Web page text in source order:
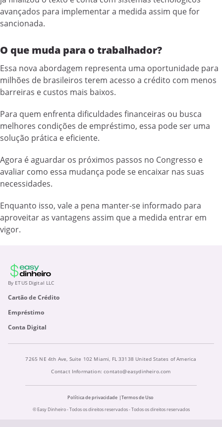
avançados para implementar a medida assim que for
sancionada.
O que muda para o trabalhador?
Essa nova abordagem representa uma oportunidade para
milhões de brasileiros terem acesso a crédito com menos
barreiras e custos mais baixos.
Para quem enfrenta dificuldades financeiras ou busca
melhores condições de empréstimo, essa pode ser uma
solução prática e eficiente.
Agora é aguardar os próximos passos no Congresso e
avaliar como essa mudança pode se encaixar nas suas
necessidades.
Enquanto isso, vale a pena manter-se informado para
aproveitar as vantagens assim que a medida entrar em
vigor.
By ETUS Digital LLC
Cartão de Crédito
Empréstimo
Conta Digital
7265 NE 4th Ave, Suite 102 Miami, FL 33138 United States of America
Contact Information:contato@easydinheiro.com
Política de privacidade
Termos de Uso
© Easy Dinheiro - Todos os direitos reservados - Todos os direitos reservados